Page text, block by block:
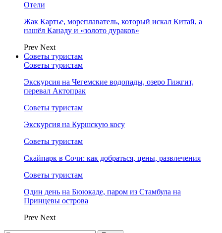
Отели
Жак Картье, мореплаватель, который искал Китай, а
нашёл Канаду и «золото дураков»
Prev Next
Советы туристам
Советы туристам
Экскурсия на Чегемские водопады, озеро Гижгит,
перевал Актопрак
Советы туристам
Экскурсия на Куршскую косу
Советы туристам
Скайпарк в Сочи: как добраться, цены, развлечения
Советы туристам
Один день на Бююкаде, паром из Стамбула на
Принцевы острова
Prev Next